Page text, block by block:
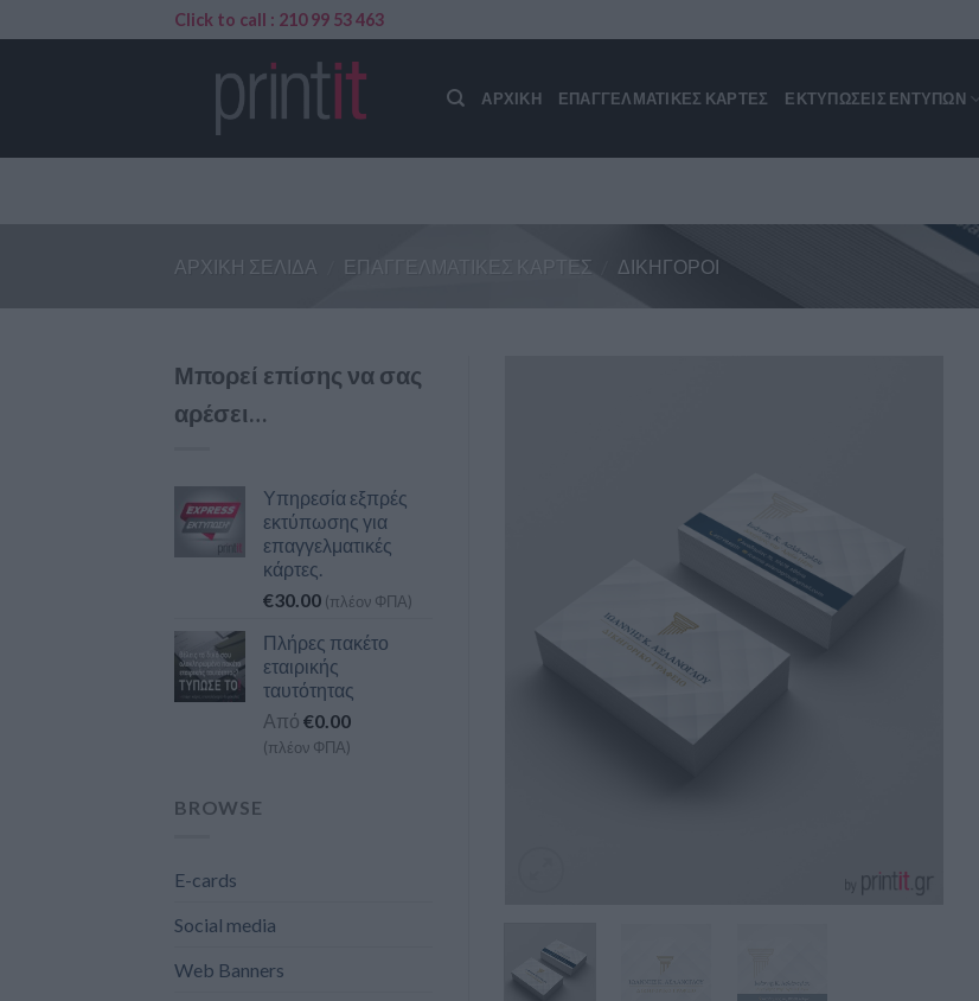
to
Click to call : 210 99 53 463
ΑΡΧΙΚΗ ΕΠΑΓΓΕΛΜΑΤΙΚΈΣ ΚΆΡΤΕΣ ΕΚΤΥΠΩΣΕΙΣ ΕΝΤΥΠΩΝ
ΑΡΧΙΚΉ ΣΕΛΊΔΑ ΕΠΑΓΓΕΛΜΑΤΙΚΈΣ ΚΆΡΤΕΣ ΔΙΚΗΓΌΡΟΙ
Μπορεί επίσης να σας
αρέσει…
Υπηρεσία εξπρές
εκτύπωσης για
επαγγελματικές
κάρτες.
€30.00 (πλέον ΦΠΑ)
Πλήρες πακέτο
εταιρικής
ταυτότητας
Από €0.00
(πλέον ΦΠΑ)
BROWSE
E-cards
Social media
Web Banners